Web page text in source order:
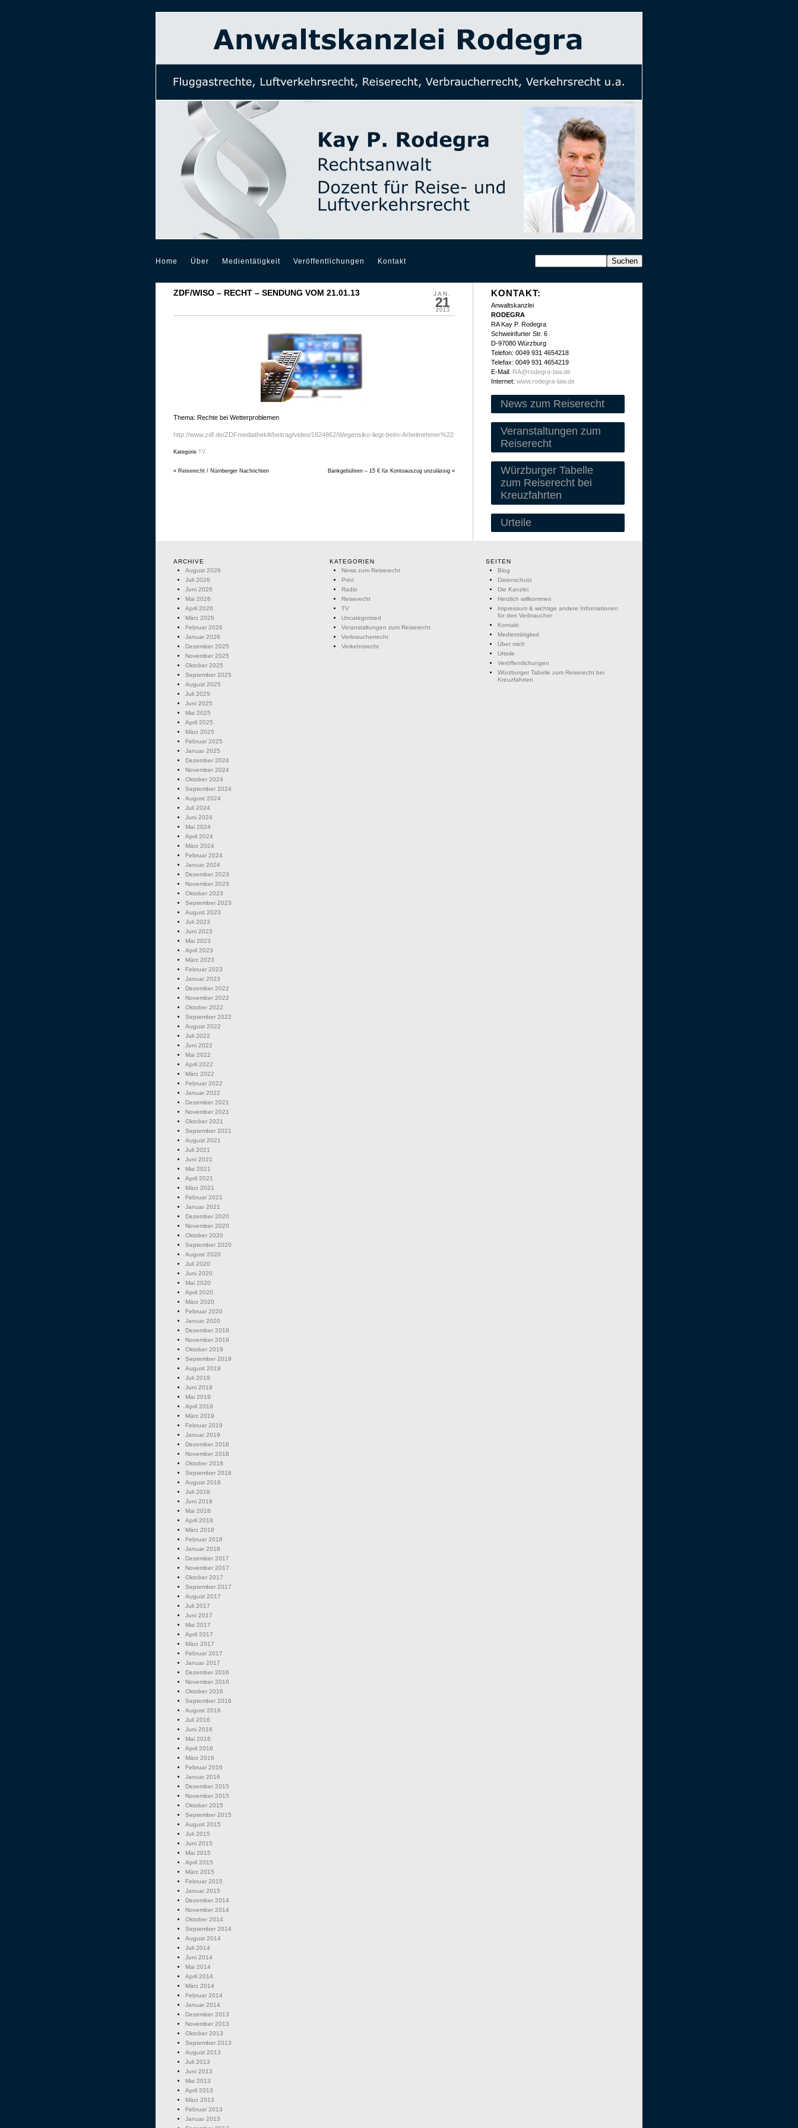
Home Über Medientätigkeit Veröffentlichungen Kontakt
JAN.
21
2013
ZDF/WISO – RECHT – SENDUNG VOM 21.01.13
Thema: Rechte bei Wetterproblemen
http://www.zdf.de/ZDFmediathek#/beitrag/video/1824862/Wegerisiko-liegt-beim-Arbeitnehmer%22
Kategorie TV
« Reiserecht / Nürnberger Nachrichten Bankgebühren – 15 € für Kontoauszug unzulässig »
KONTAKT:
Anwaltskanzlei
RODEGRA
RA Kay P. Rodegra
Schweinfurter Str. 6
D-97080 Würzburg
Telefon: 0049 931 4654218
Telefax: 0049 931 4654219
E-Mail: RA@rodegra-law.de
Internet: www.rodegra-law.de
News zum Reiserecht
Veranstaltungen zum
Reiserecht
Würzburger Tabelle
zum Reiserecht bei
Kreuzfahrten
Urteile
ARCHIVE
August 2026
Juli 2026
Juni 2026
Mai 2026
April 2026
März 2026
Februar 2026
Januar 2026
Dezember 2025
November 2025
Oktober 2025
September 2025
August 2025
Juli 2025
Juni 2025
Mai 2025
April 2025
März 2025
Februar 2025
Januar 2025
Dezember 2024
November 2024
Oktober 2024
September 2024
August 2024
Juli 2024
Juni 2024
Mai 2024
April 2024
März 2024
Februar 2024
Januar 2024
Dezember 2023
November 2023
Oktober 2023
September 2023
August 2023
Juli 2023
Juni 2023
Mai 2023
April 2023
März 2023
Februar 2023
Januar 2023
Dezember 2022
November 2022
Oktober 2022
September 2022
August 2022
Juli 2022
Juni 2022
Mai 2022
April 2022
März 2022
Februar 2022
Januar 2022
Dezember 2021
November 2021
Oktober 2021
September 2021
August 2021
Juli 2021
Juni 2021
Mai 2021
April 2021
März 2021
Februar 2021
Januar 2021
Dezember 2020
November 2020
Oktober 2020
September 2020
August 2020
Juli 2020
Juni 2020
Mai 2020
April 2020
März 2020
Februar 2020
Januar 2020
Dezember 2019
November 2019
Oktober 2019
September 2019
August 2019
Juli 2019
Juni 2019
Mai 2019
April 2019
März 2019
Februar 2019
Januar 2019
Dezember 2018
November 2018
Oktober 2018
September 2018
August 2018
Juli 2018
Juni 2018
Mai 2018
April 2018
März 2018
Februar 2018
Januar 2018
Dezember 2017
November 2017
Oktober 2017
September 2017
August 2017
Juli 2017
Juni 2017
Mai 2017
April 2017
März 2017
Februar 2017
Januar 2017
Dezember 2016
November 2016
Oktober 2016
September 2016
August 2016
Juli 2016
Juni 2016
Mai 2016
April 2016
März 2016
Februar 2016
Januar 2016
Dezember 2015
November 2015
Oktober 2015
September 2015
August 2015
Juli 2015
Juni 2015
Mai 2015
April 2015
März 2015
Februar 2015
Januar 2015
Dezember 2014
November 2014
Oktober 2014
September 2014
August 2014
Juli 2014
Juni 2014
Mai 2014
April 2014
März 2014
Februar 2014
Januar 2014
Dezember 2013
November 2013
Oktober 2013
September 2013
August 2013
Juli 2013
Juni 2013
Mai 2013
April 2013
März 2013
Februar 2013
Januar 2013
KATEGORIEN
News zum Reiserecht
Print
Radio
Reiserecht
TV
Uncategorized
Veranstaltungen zum Reiserecht
Verbraucherrecht
Verkehrsrecht
SEITEN
Blog
Datenschutz
Die Kanzlei
Herzlich willkommen
Impressum & wichtige andere Informationen
für den Verbraucher
Kontakt
Medientätigkeit
Über mich
Urteile
Veröffentlichungen
Würzburger Tabelle zum Reiserecht bei
Kreuzfahrten